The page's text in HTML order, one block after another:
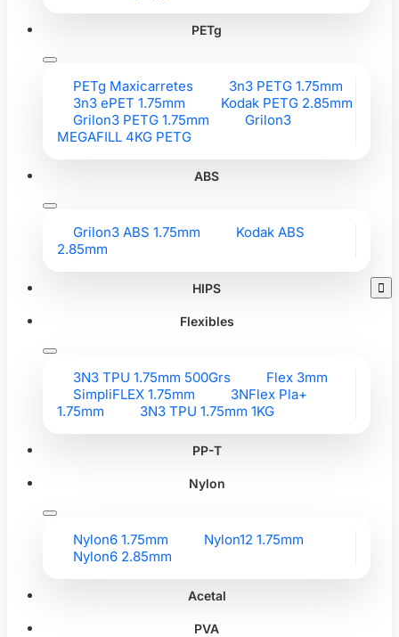
PETg
PETg Maxicarretes
3n3 PETG 1.75mm
3n3 ePET 1.75mm
Kodak PETG 2.85mm
Grilon3 PETG 1.75mm
Grilon3
MEGAFILL 4KG PETG
ABS
Grilon3 ABS 1.75mm
Kodak ABS
2.85mm
HIPS
Flexibles
3N3 TPU 1.75mm 500Grs
Flex 3mm
SimpliFLEX 1.75mm
3NFlex Pla+
1.75mm
3N3 TPU 1.75mm 1KG
PP-T
Nylon
Nylon6 1.75mm
Nylon12 1.75mm
Nylon6 2.85mm
Acetal
PVA
